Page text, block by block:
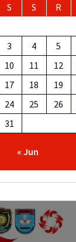
S
S R
3
4 5
10
11 12
17
18 19
24
25 26
31
« Jun